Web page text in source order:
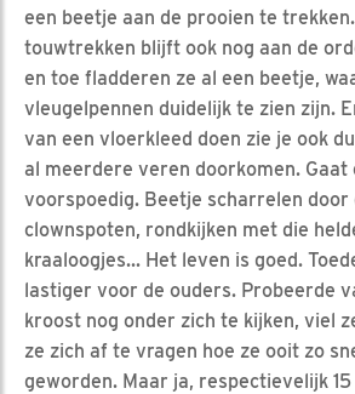
een beetje aan de prooien te
touwtrekken blijft ook nog aan de
en toe fladderen ze al een beetje,
vleugelpennen duidelijk te zien zijn.
van een vloerkleed doen zie je ook
al meerdere veren doorkomen. Gaat
voorspoedig. Beetje scharrelen door
clownspoten, rondkijken met die
kraaloogjes... Het leven is goed.
lastiger voor de ouders. Probeerde
kroost nog onder zich te kijken, viel
ze zich af te vragen hoe ze ooit zo
geworden. Maar ja, respectievelijk 15